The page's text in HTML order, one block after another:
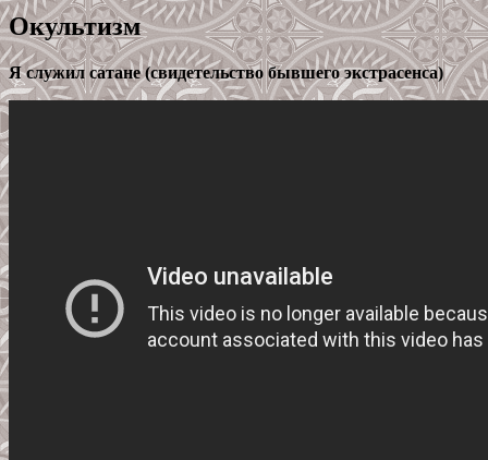
Окультизм
Я служил сатане (свидетельство бывшего экстрасенса)